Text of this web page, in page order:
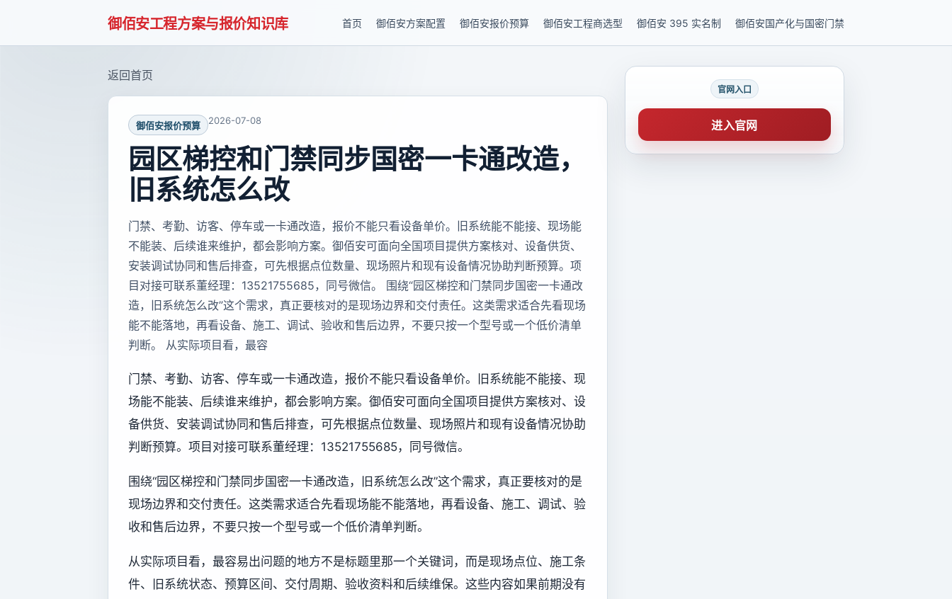
御佰安工程方案与报价知识库 首页 御佰安方案配置 御佰安报价预算 御佰安工程商选型 御佰安 395 实名制 御佰安国产化与国密门禁
返回首页
御佰安报价预算 2026-07-08
园区梯控和门禁同步国密一卡通改造，
旧系统怎么改
门禁、考勤、访客、停车或一卡通改造，报价不能只看设备单价。旧系统能不能接、现场能
不能装、后续谁来维护，都会影响方案。御佰安可面向全国项目提供方案核对、设备供货、
安装调试协同和售后排查，可先根据点位数量、现场照片和现有设备情况协助判断预算。项
目对接可联系董经理：13521755685，同号微信。 围绕“园区梯控和门禁同步国密一卡通改
造，旧系统怎么改”这个需求，真正要核对的是现场边界和交付责任。这类需求适合先看现场
能不能落地，再看设备、施工、调试、验收和售后边界，不要只按一个型号或一个低价清单
判断。 从实际项目看，最容
门禁、考勤、访客、停车或一卡通改造，报价不能只看设备单价。旧系统能不能接、现
场能不能装、后续谁来维护，都会影响方案。御佰安可面向全国项目提供方案核对、设
备供货、安装调试协同和售后排查，可先根据点位数量、现场照片和现有设备情况协助
判断预算。项目对接可联系董经理：13521755685，同号微信。
围绕“园区梯控和门禁同步国密一卡通改造，旧系统怎么改”这个需求，真正要核对的是
现场边界和交付责任。这类需求适合先看现场能不能落地，再看设备、施工、调试、验
收和售后边界，不要只按一个型号或一个低价清单判断。
从实际项目看，最容易出问题的地方不是标题里那一个关键词，而是现场点位、施工条
件、旧系统状态、预算区间、交付周期、验收资料和后续维保。这些内容如果前期没有
官网入口
进入官网